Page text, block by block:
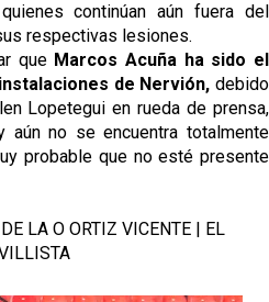
continúan aún fuera del
respectivas lesiones.
que Marcos Acuña ha sido el
de Nervión, debido
Lopetegui en rueda de prensa,
aún no se encuentra totalmente
probable que no esté presente
LA O ORTIZ VICENTE | EL